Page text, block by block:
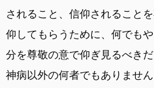
されること、信仰されること
仰してもらうために、何でも
分を尊敬の意で仰ぎ見るべき
神病以外の何者でもありませ